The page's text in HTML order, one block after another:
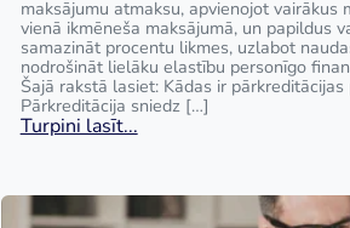
maksājumu atmaksu, apvienojot vairākus
vienā ikmēneša maksājumā, un papildus
samazināt procentu likmes, uzlabot
nodrošināt lielāku elastību personīgo
Šajā rakstā lasiet: Kādas ir pārkreditācijas
Pārkreditācija sniedz […]
Turpini lasīt...